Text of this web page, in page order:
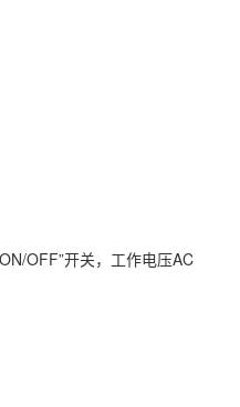
OFF”开关，工作电压AC